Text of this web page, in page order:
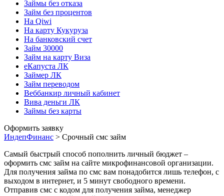
Займы без отказа
Займ без процентов
На Qiwi
На карту Кукуруза
На банковский счет
Займ 30000
Займ на карту Виза
еКапуста ЛК
Займер ЛК
Займ переводом
Веббанкир личный кабинет
Вива деньги ЛК
Займы без карты
Оформить заявку
ИндепФинанс > Срочный смс займ
Самый быстрый способ пополнить личный бюджет –
оформить смс займ на сайте микрофинансовой организации.
Для получения займа по смс вам понадобится лишь телефон, с
выходом в интернет, и 5 минут свободного времени.
Отправив смс с кодом для получения займа, менеджер